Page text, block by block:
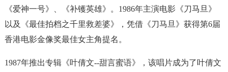
《爱神一号》、《补镬英雄》。1986年主演电影《刀马旦》
以及《最佳拍档之千里救差婆》，凭借《刀马旦》获得第6届
香港电影金像奖最佳女主角提名。
1987年推出专辑《叶倩文--甜言蜜语》，该唱片成为了叶倩文